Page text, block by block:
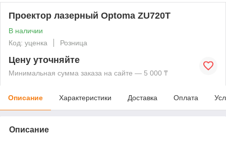
Проектор лазерный Optoma ZU720T
В наличии
Код: уценка
Розница
Цену уточняйте
Минимальная сумма заказа на сайте — 5 000 ₸
Описание Характеристики Доставка Оплата
Описание